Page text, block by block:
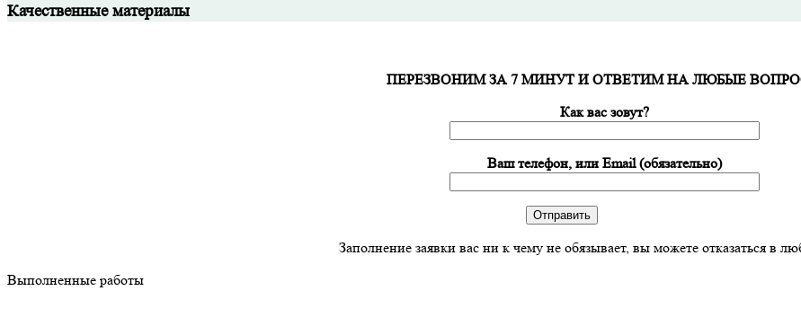
Качественные материалы
ПЕРЕЗВОНИМ ЗА 7 МИНУТ И ОТВЕТИМ НА ЛЮБЫЕ
Как вас зовут?
Ваш телефон, или Email (обязательно)
Заполнение заявки вас ни к чему не обязывает, вы можете отказаться в
Выполненные работы